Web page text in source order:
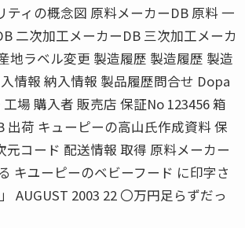
ティの概念図 原料メーカーDB 原料 一
二次加工メーカーDB 三次加工メーカ
地ラベル変更 製造履歴 製造履歴 製造
情報 納入情報 製品履歴問合せ Dopa
場 購入者 販売店 保証No 123456 箱
出荷 キューピーの高山氏作成資料 保
元コード 配送情報 取得 原料メーカー
キユーピーのベビーフード に印字さ
AUGUST 2003 22 〇万円足らずだっ